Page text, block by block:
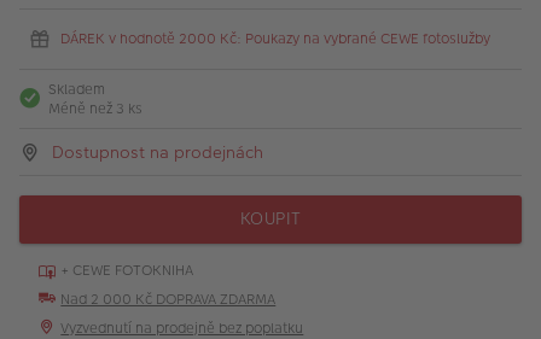
DÁREK v hodnotě 2000 Kč: Poukazy na vybrané CEWE fotoslužby
Skladem
Méně než 3 ks
Dostupnost na prodejnách
KOUPIT
+ CEWE FOTOKNIHA
Nad 2 000 Kč DOPRAVA ZDARMA
Vyzvednutí na prodejně bez poplatku